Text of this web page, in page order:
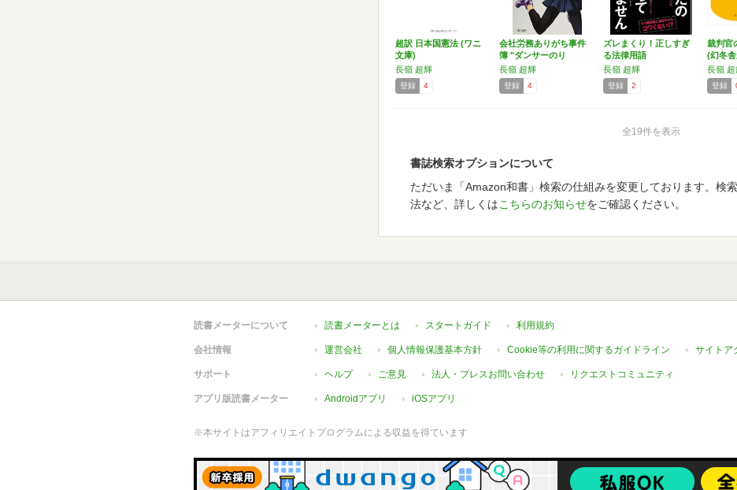
超訳 日本国憲法 (ワニ
文庫)
長嶺 超輝
登録 4
会社労務ありがち事件
簿 "ダンサーのり
か"の…
長嶺 超輝
登録 4
ズレまくり！正しすぎ
る法律用語
長嶺 超輝
登録 2
裁判官
(幻冬
長嶺 超
登録
全19件を表示
書誌検索オプションについて
ただいま「Amazon和書」検索の仕組みを変更しております。検
法など、詳しくはこちらのお知らせをご確認ください。
読書メーターについて 読書メーターとは スタートガイド 利用規約
会社情報 運営会社 個人情報保護基本方針 Cookie等の利用に関するガイドライン サイトア
サポート ヘルプ ご意見 法人・プレスお問い合わせ リクエストコミュニティ
アプリ版読書メーター Androidアプリ iOSアプリ
※本サイトはアフィリエイトプログラムによる収益を得ています